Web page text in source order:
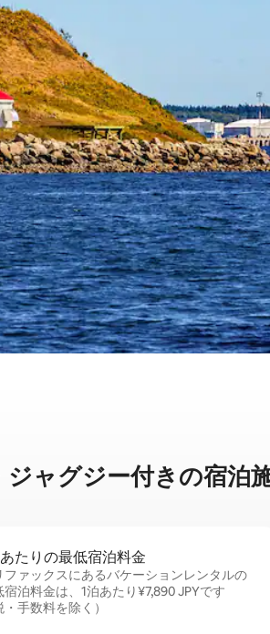
タッチまたはスワイプして検索結果を確認
ャ⁠グ⁠ジ⁠ー⁠付⁠き⁠の宿⁠泊⁠
たりの最⁠低⁠宿⁠泊⁠料⁠金
ファックスにあるバケーションレンタルの
宿泊料金は、1泊あたり¥7,890 JPYです
・手数料を除く）